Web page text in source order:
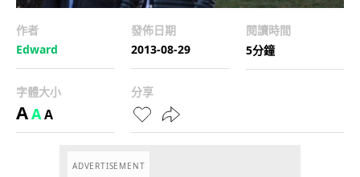
作者
Edward
發佈日期
2013-08-29
閱讀時間
5分鐘
字體大小
AAA
分享
ADVERTISEMENT